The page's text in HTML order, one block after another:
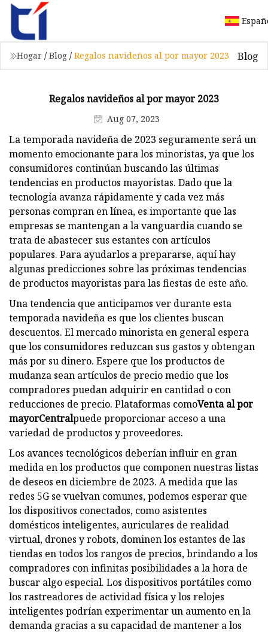
Hogar / Blog / Regalos navideños al por mayor 2023 Blog
Regalos navideños al por mayor 2023
Aug 07, 2023
La temporada navideña de 2023 seguramente será un
momento emocionante para los minoristas, ya que los
consumidores continúan buscando las últimas
tendencias en productos mayoristas. Dado que la
tecnología avanza rápidamente y cada vez más
personas compran en línea, es importante que las
empresas se mantengan a la vanguardia cuando se
trata de abastecer sus estantes con artículos
populares. Para ayudarlos a prepararse, aquí hay
algunas predicciones sobre las próximas tendencias
de productos mayoristas para las fiestas de este año.
Una tendencia que anticipamos ver durante esta
temporada navideña es que los clientes buscan
descuentos. El mercado minorista en general espera
que los consumidores reduzcan sus gastos y obtengan
más por su dinero. Espere que los productos de
mudanza sean artículos de precio medio que los
compradores puedan adquirir en cantidad o con
reducciones de precio. Plataformas comoVenta al por
mayorCentralpuede proporcionar acceso a una
variedad de productos y proveedores.
Los avances tecnológicos deberían influir en gran
medida en los productos que componen nuestras listas
de deseos en diciembre de 2023. A medida que las
redes 5G se vuelvan comunes, podemos esperar que
los dispositivos conectados, como asistentes
domésticos inteligentes, auriculares de realidad
virtual, drones y robots, dominen los estantes de las
tiendas en todos los rangos de precios, brindando a los
compradores con infinitas posibilidades a la hora de
buscar algo especial. Los dispositivos portátiles como
los rastreadores de actividad física y los relojes
inteligentes podrían experimentar un aumento en la
demanda gracias a su capacidad de mantener a los